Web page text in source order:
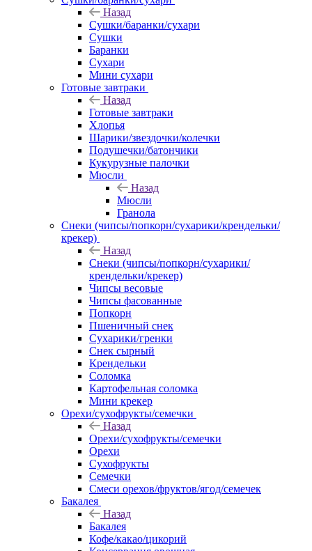
Назад
Сушки/баранки/сухари
Сушки
Баранки
Сухари
Мини сухари
Готовые завтраки
Назад
Готовые завтраки
Хлопья
Шарики/звездочки/колечки
Подушечки/батончики
Кукурузные палочки
Мюсли
Назад
Мюсли
Гранола
Снеки (чипсы/попкорн/сухарики/крендельки/
крекер)
Назад
Снеки (чипсы/попкорн/сухарики/
крендельки/крекер)
Чипсы весовые
Чипсы фасованные
Попкорн
Пшеничный снек
Сухарики/гренки
Снек сырный
Крендельки
Соломка
Картофельная соломка
Мини крекер
Орехи/сухофрукты/семечки
Назад
Орехи/сухофрукты/семечки
Орехи
Сухофрукты
Семечки
Смеси орехов/фруктов/ягод/семечек
Бакалея
Назад
Бакалея
Кофе/какао/цикорий